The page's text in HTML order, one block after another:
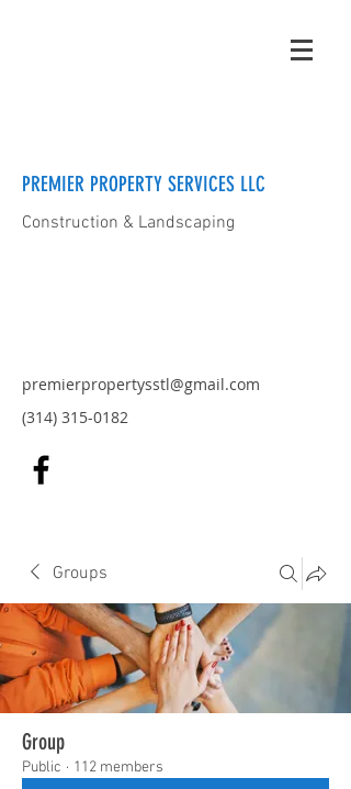
PREMIER PROPERTY SERVICES LLC
Construction & Landscaping
premierpropertysstl@gmail.com
(314) 315-0182
Groups
Group
Public · 112 members